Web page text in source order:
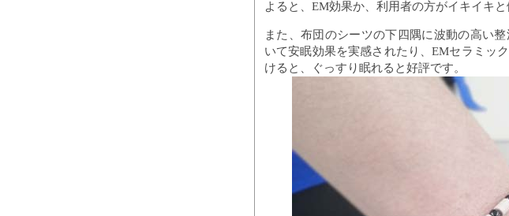
よると、EM効果か、利用者の方がイキイキ
また、布団のシーツの下四隅に波動の高い
いて安眠効果を実感されたり、EMセラミッ
けると、ぐっすり眠れると好評です。